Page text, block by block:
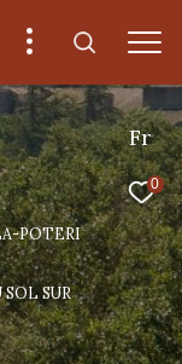
Fr
0
POTERI
SUR